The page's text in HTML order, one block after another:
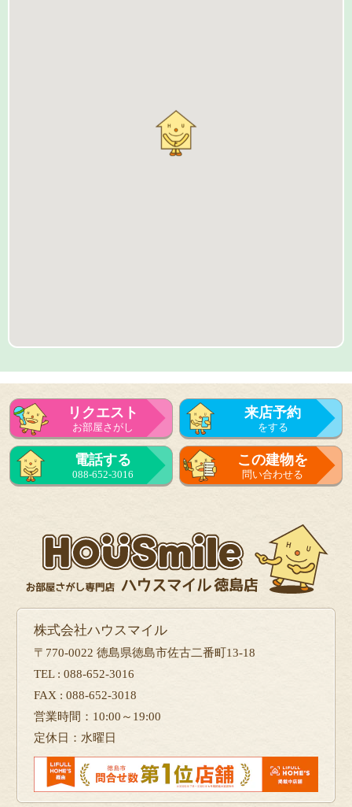
リクエスト
お部屋さがし
来店予約
をする
来店予約
をする
電話する
088-652-3016
この建物を
問い合わせる
株式会社ハウスマイル
〒770-0022 徳島県徳島市佐古二番町13-18
TEL : 088-652-3016
FAX : 088-652-3018
営業時間：10:00～19:00
定休日：水曜日